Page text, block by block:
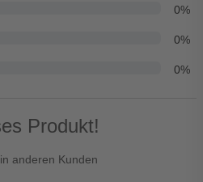
0%
0%
0%
Produkt!
anderen Kunden